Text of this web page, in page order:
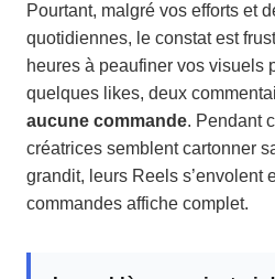
Pourtant, malgré vos efforts et
quotidiennes, le constat est
heures à peaufiner vos visuels
quelques likes, deux
aucune commande. Pendant
créatrices semblent cartonner
grandit, leurs Reels s’envolent
commandes affiche complet.